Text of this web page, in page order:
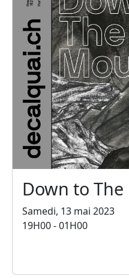
Down to
Samedi, 13 mai 2023
19H00 - 01H00